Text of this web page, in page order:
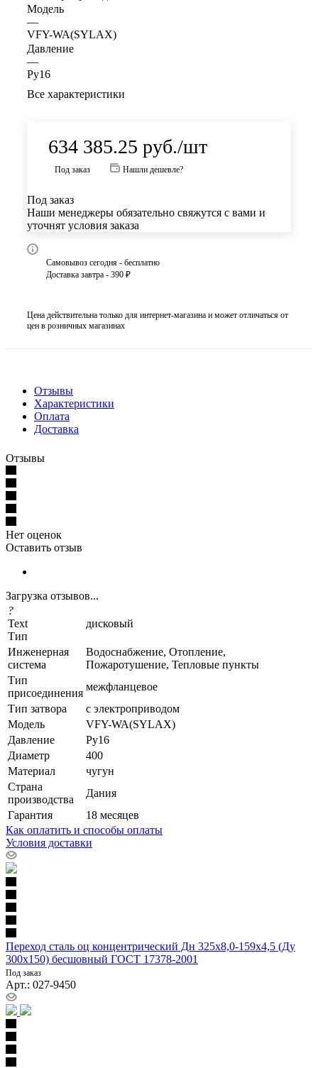
Модель
—
VFY-WA(SYLAX)
Давление
—
Ру16
Все характеристики
634 385.25 руб./шт
Под заказ Нашли дешевле?
Под заказ
Наши менеджеры обязательно свяжутся с вами и
уточнят условия заказа
Самовывоз сегодня - бесплатно
Доставка завтра - 390 ₽
Цена действительна только для интернет-магазина и может отличаться от
цен в розничных магазинах
Отзывы
Характеристики
Оплата
Доставка
Отзывы
Нет оценок
Оставить отзыв
Загрузка отзывов...
?
Text
Тип
дисковый
Инженерная
система
Водоснабжение, Отопление,
Пожаротушение, Тепловые пункты
Тип
присоединения
межфланцевое
Тип затвора
с электроприводом
Модель
VFY-WA(SYLAX)
Давление
Ру16
Диаметр
400
Материал
чугун
Страна
производства
Дания
Гарантия
18 месяцев
Как оплатить и способы оплаты
Условия доставки
Переход сталь оц концентрический Дн 325х8,0-159х4,5 (Ду
300х150) бесшовный ГОСТ 17378-2001
Под заказ
Арт.: 027-9450